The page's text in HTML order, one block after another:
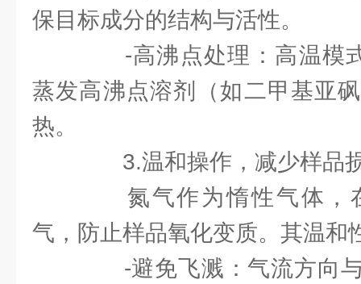
保目标成分的结构与活性。
-高沸点处理：高温模
蒸发高沸点溶剂（如二甲基亚
热。
3.温和操作，减少样品
氮气作为惰性气体，
气，防止样品氧化变质。其温和
-避免飞溅：气流方向与